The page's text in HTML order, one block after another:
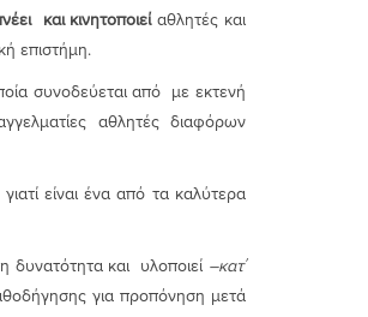
και κινητοποιείαθλητές και
επιστήμη.
συνοδεύεται από με εκτενή
αθλητές διαφόρων
είναι ένα από τα καλύτερα
δυνατότητα και υλοποιεί –κατ΄
για προπόνηση μετά